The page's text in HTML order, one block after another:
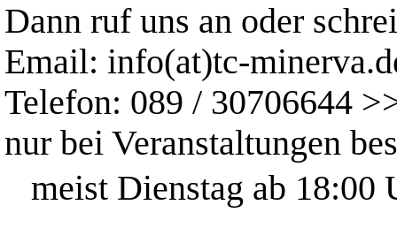
Dann ruf uns an oder
Email: info(at)tc-
Telefon: 089 / 30706644
nur bei Veranstaltungen
meist Dienstag ab 18:00